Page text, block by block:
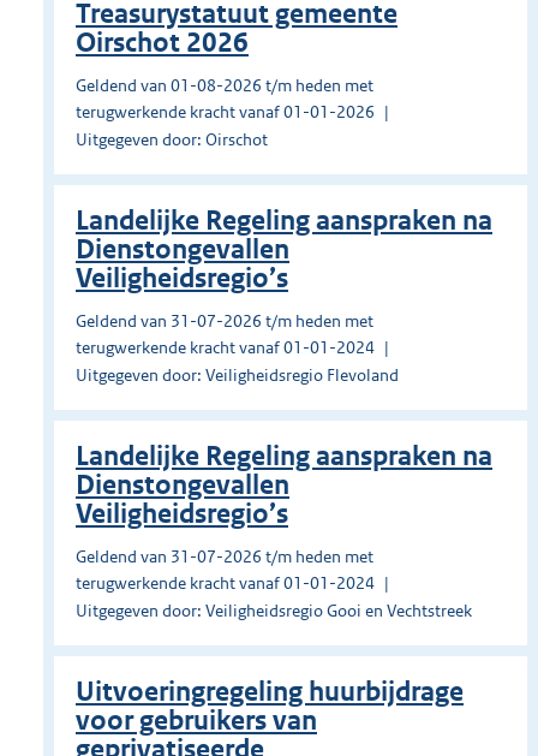
Treasurystatuut gemeente
Oirschot 2026
Geldend van 01-08-2026 t/m heden met
terugwerkende kracht vanaf 01-01-2026
Uitgegeven door: Oirschot
Landelijke Regeling aanspraken na
Dienstongevallen
Veiligheidsregio’s
Geldend van 31-07-2026 t/m heden met
terugwerkende kracht vanaf 01-01-2024
Uitgegeven door: Veiligheidsregio Flevoland
Landelijke Regeling aanspraken na
Dienstongevallen
Veiligheidsregio’s
Geldend van 31-07-2026 t/m heden met
terugwerkende kracht vanaf 01-01-2024
Uitgegeven door: Veiligheidsregio Gooi en Vechtstreek
Uitvoeringregeling huurbijdrage
voor gebruikers van